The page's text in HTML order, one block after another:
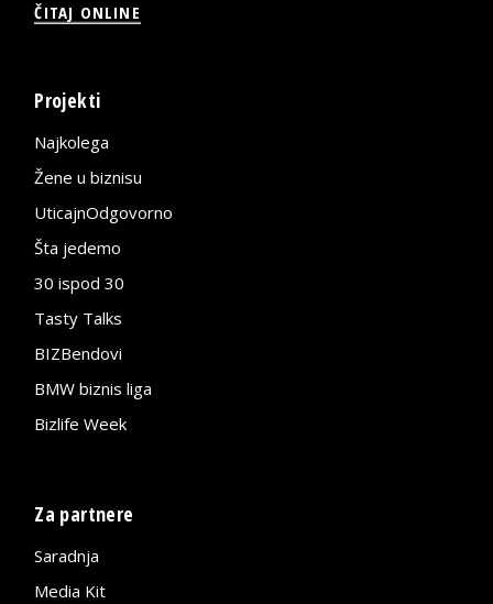
ČITAJ ONLINE
Projekti
Najkolega
Žene u biznisu
UticajnOdgovorno
Šta jedemo
30 ispod 30
Tasty Talks
BIZBendovi
BMW biznis liga
Bizlife Week
Za partnere
Saradnja
Media Kit